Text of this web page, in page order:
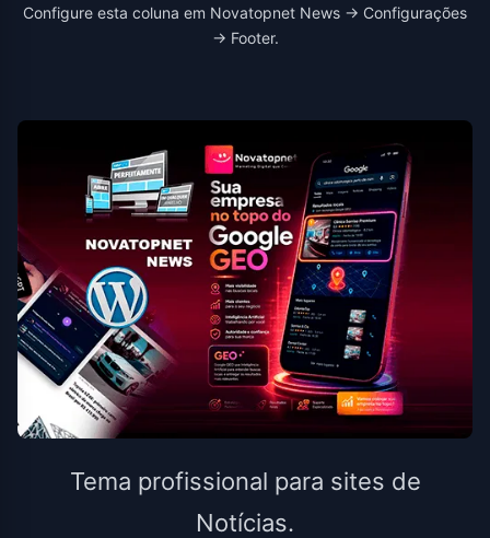
Configure esta coluna em Novatopnet News → Configurações
→ Footer.
Tema profissional para sites de
Notícias.